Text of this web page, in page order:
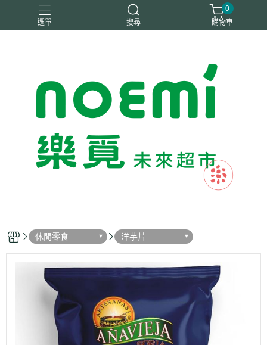
選單 搜尋
0
購物車
休閒零食 洋芋片